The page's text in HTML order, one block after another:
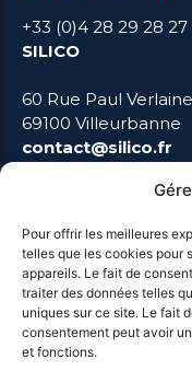
Pour offrir les meilleures
telles que les cookies pour
appareils. Le fait de
traiter des données telles
uniques sur ce site. Le fait
consentement peut avoir
et fonctions.
+33 (0)4 28 29 28 27
SILICO
60 Rue Paul Verlaine
69100 Villeurbanne
contact@silico.fr
LIENS UTILES
Mentions